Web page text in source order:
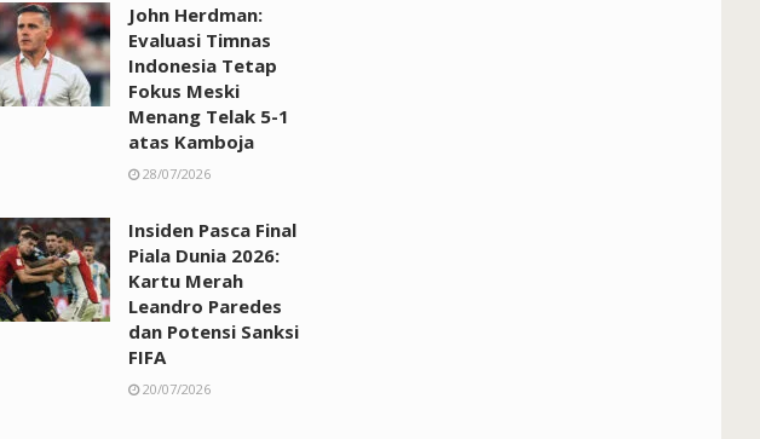
John Herdman:
Evaluasi Timnas
Indonesia Tetap
Fokus Meski
Menang Telak 5-1
atas Kamboja
28/07/2026
Insiden Pasca Final
Piala Dunia 2026:
Kartu Merah
Leandro Paredes
dan Potensi Sanksi
FIFA
20/07/2026